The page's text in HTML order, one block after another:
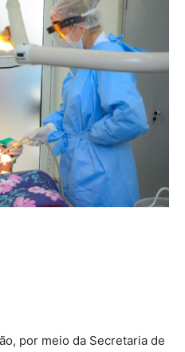
por meio da Secretaria de